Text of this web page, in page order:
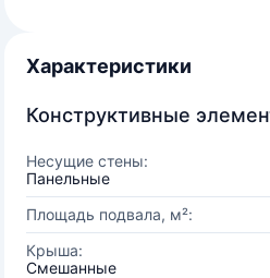
Характеристики
Конструктивные
Несущие стены:
Панельные
Площадь подвала, м²:
Крыша:
Смешанные